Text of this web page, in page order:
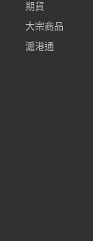
期貨
大宗商品
滬港通